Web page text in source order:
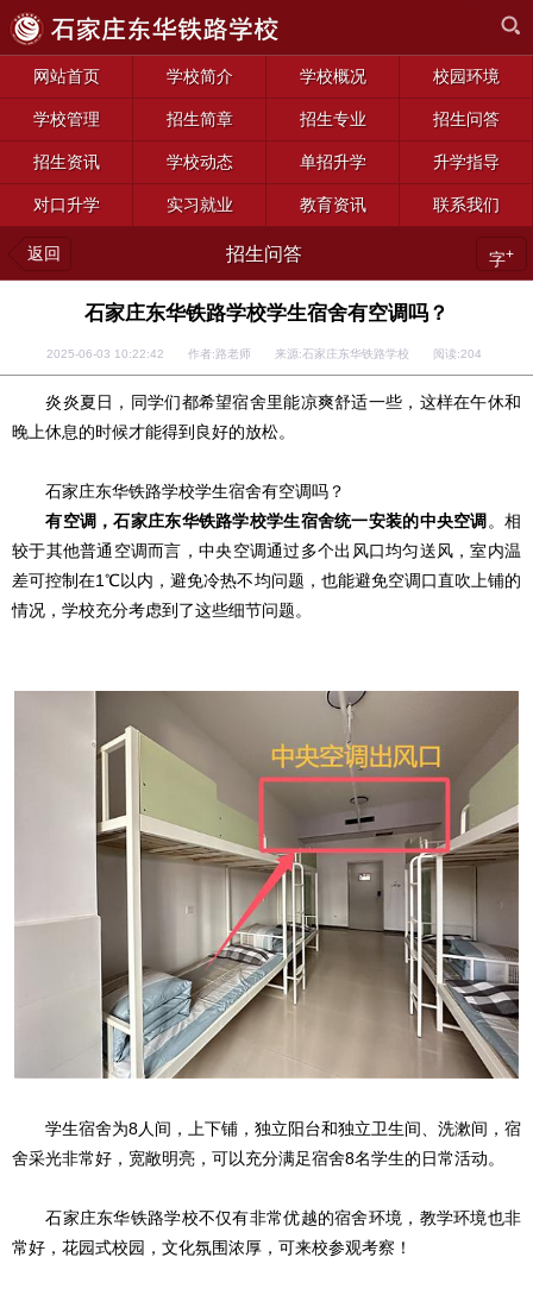
网站首页 学校简介 学校概况 校园环境
学校管理 招生简章 招生专业 招生问答
招生资讯 学校动态 单招升学 升学指导
对口升学 实习就业 教育资讯 联系我们
返回 招生问答 字+
石家庄东华铁路学校学生宿舍有空调吗？
2025-06-03 10:22:42 作者:路老师 来源:石家庄东华铁路学校 阅读:204
炎炎夏日，同学们都希望宿舍里能凉爽舒适一些，这样在午休和
晚上休息的时候才能得到良好的放松。
石家庄东华铁路学校学生宿舍有空调吗？
有空调，石家庄东华铁路学校学生宿舍统一安装的中央空调 。相
较于其他普通空调而言，中央空调通过多个出风口均匀送风，室内温
差可控制在1℃以内，避免冷热不均问题，也能避免空调口直吹上铺的
情况，学校充分考虑到了这些细节问题。
学生宿舍为8人间，上下铺，独立阳台和独立卫生间、洗漱间，宿
舍采光非常好，宽敞明亮，可以充分满足宿舍8名学生的日常活动。
石家庄东华铁路学校不仅有非常优越的宿舍环境，教学环境也非
常好，花园式校园，文化氛围浓厚，可来校参观考察！